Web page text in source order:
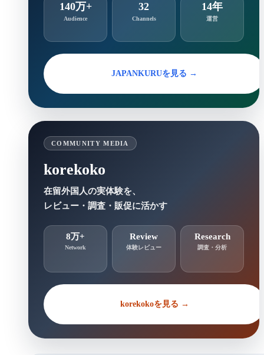
140万+
Audience
32
Channels
14年
運営
JAPANKURUを見る →
COMMUNITY MEDIA
korekoko
在留外国人の実体験を、
レビュー・調査・販促に活かす
8万+
Network
Review
体験レビュー
Research
調査・分析
korekokoを見る →